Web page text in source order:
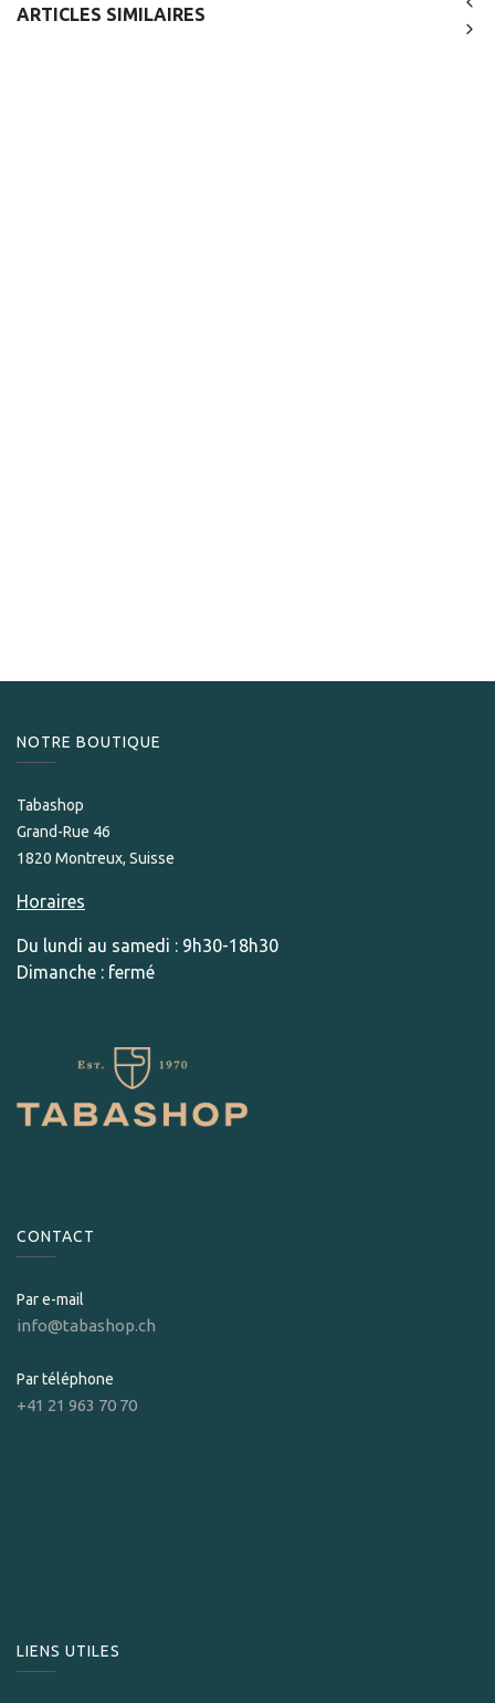
ARTICLES SIMILAIRES
NOTRE BOUTIQUE
Tabashop
Grand-Rue 46
1820 Montreux, Suisse
Horaires
Du lundi au samedi : 9h30-18h30
Dimanche : fermé
CONTACT
Par e-mail
info@tabashop.ch
Par téléphone
+41 21 963 70 70
LIENS UTILES